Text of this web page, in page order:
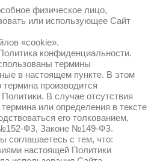
Политике
— Федеральный закон
данных».
— Федеральный закон
информационных
о
Пользователей.
— любая